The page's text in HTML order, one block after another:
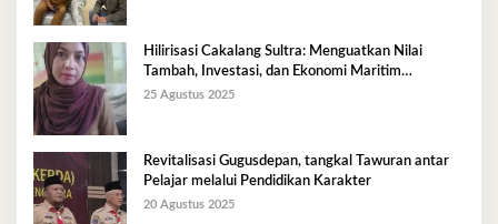
Hilirisasi Cakalang Sultra: Menguatkan Nilai
Tambah, Investasi, dan Ekonomi Maritim
Berkelanjutan
25 Agustus 2025
Revitalisasi Gugusdepan, tangkal Tawuran antar
Pelajar melalui Pendidikan Karakter
20 Agustus 2025